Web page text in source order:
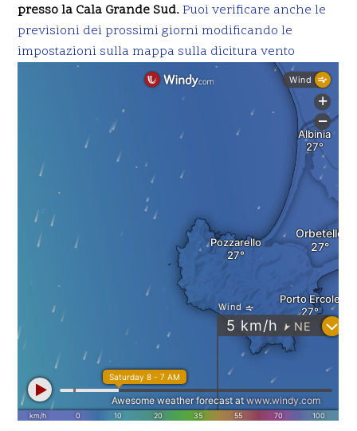
presso la Cala Grande Sud. Puoi verificare anche le
previsioni dei prossimi giorni modificando le
impostazioni sulla mappa sulla dicitura vento